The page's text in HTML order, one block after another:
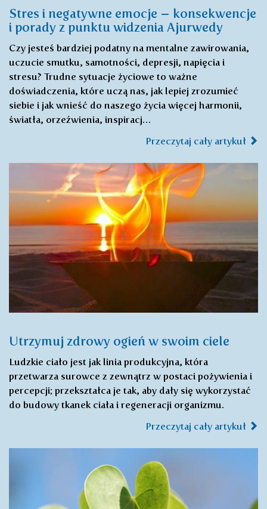
Stres i negatywne emocje – konsekwencje
i porady z punktu widzenia Ajurwedy
Czy jesteś bardziej podatny na mentalne zawirowania,
uczucie smutku, samotności, depresji, napięcia i
stresu? Trudne sytuacje życiowe to ważne
doświadczenia, które uczą nas, jak lepiej zrozumieć
siebie i jak wnieść do naszego życia więcej harmonii,
światła, orzeźwienia, inspiracj…
Przeczytaj cały artykuł
Utrzymuj zdrowy ogień w swoim ciele
Ludzkie ciało jest jak linia produkcyjna, która
przetwarza surowce z zewnątrz w postaci pożywienia i
percepcji; przekształca je tak, aby dały się wykorzystać
do budowy tkanek ciała i regeneracji organizmu.
Przeczytaj cały artykuł